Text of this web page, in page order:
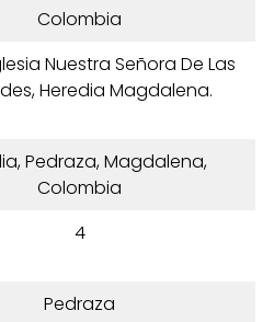
Colombia
Nuestra Señora De Las
Heredia Magdalena.
Pedraza, Magdalena,
Colombia
4
Pedraza